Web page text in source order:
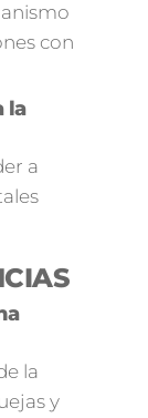
con
la
a
la
y